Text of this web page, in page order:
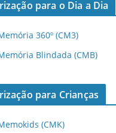
para o Dia a Dia
360º (CM3)
Blindada (CMB)
para Crianças
(CMK)